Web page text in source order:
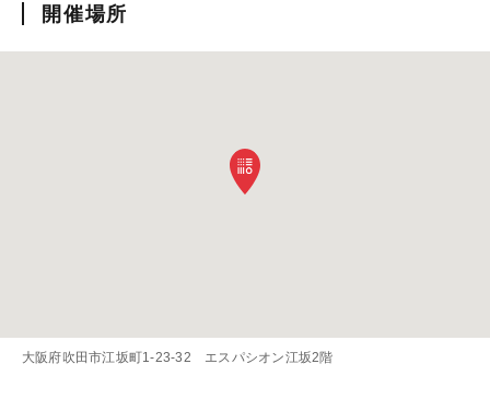
開催場所
大阪府吹田市江坂町1-23-32 エスパシオン江坂2階